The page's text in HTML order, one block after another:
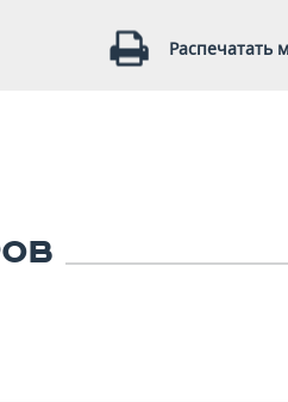
Распечатать